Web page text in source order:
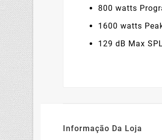
800 watts
1600 watts
129 dB Max
Informação Da Loja